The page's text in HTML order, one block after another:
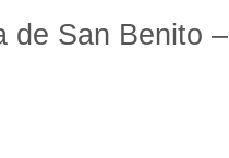
de San Benito –